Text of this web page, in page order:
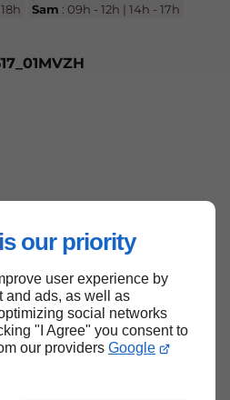
our priority
user experience by
and ads, as well as
social networks
"I Agree" you consent to
our providers Google
Sam : 09h - 12h | 14h - 17h
de page